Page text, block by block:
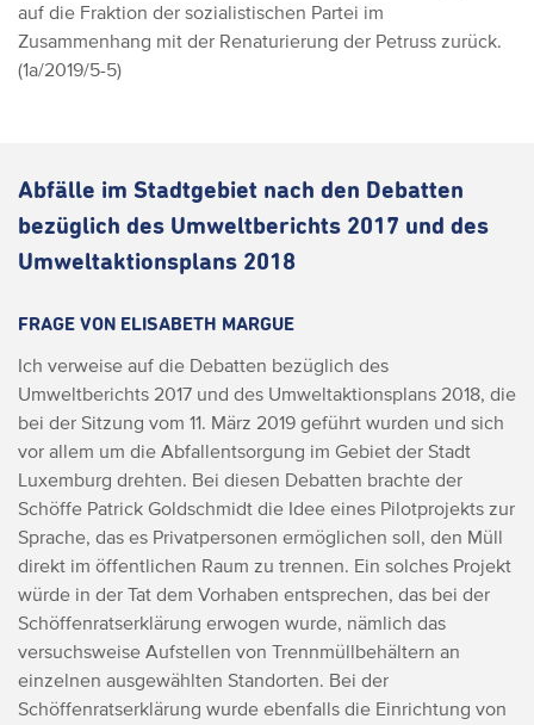
auf die Fraktion der sozialistischen Partei im
Zusammenhang mit der Renaturierung der Petruss zurück.
(1a/2019/5-5)
Abfälle im Stadtgebiet nach den Debatten
bezüglich des Umweltberichts 2017 und des
Umweltaktionsplans 2018
FRAGE VON ELISABETH MARGUE
Ich verweise auf die Debatten bezüglich des
Umweltberichts 2017 und des Umweltaktionsplans 2018, die
bei der Sitzung vom 11. März 2019 geführt wurden und sich
vor allem um die Abfallentsorgung im Gebiet der Stadt
Luxemburg drehten. Bei diesen Debatten brachte der
Schöffe Patrick Goldschmidt die Idee eines Pilotprojekts zur
Sprache, das es Privatpersonen ermöglichen soll, den Müll
direkt im öffentlichen Raum zu trennen. Ein solches Projekt
würde in der Tat dem Vorhaben entsprechen, das bei der
Schöffenratserklärung erwogen wurde, nämlich das
versuchsweise Aufstellen von Trennmüllbehältern an
einzelnen ausgewählten Standorten. Bei der
Schöffenratserklärung wurde ebenfalls die Einrichtung von